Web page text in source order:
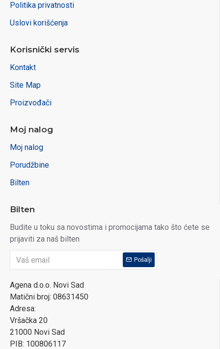
Politika privatnosti
Uslovi korišćenja
Korisnički servis
Kontakt
Site Map
Proizvođači
Moj nalog
Moj nalog
Porudžbine
Bilten
Bilten
Budite u toku sa novostima i promocijama tako što ćete se
prijaviti za naš bilten
Pošalji
Agena d.o.o. Novi Sad
Matični broj: 08631450
Adresa:
Vršačka 20
21000 Novi Sad
PIB: 100806117